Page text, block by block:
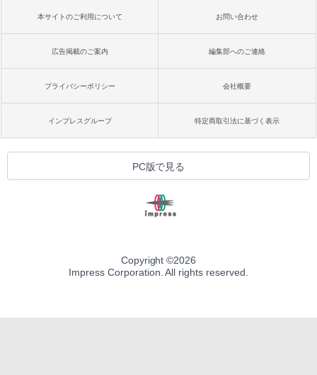
本サイトのご利用について お問い合わせ
広告掲載のご案内 編集部へのご連絡
プライバシーポリシー 会社概要
インプレスグループ 特定商取引法に基づく表示
PC版で見る
Copyright ©2026
Impress Corporation. All rights reserved.